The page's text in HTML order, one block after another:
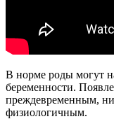
В норме роды могут
беременности.
преждевременным,
физиологичным.